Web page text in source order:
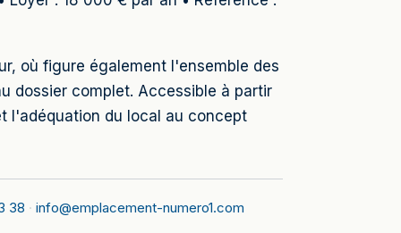
où figure également l'ensemble des
dossier complet. Accessible à partir
l'adéquation du local au concept
38 · info@emplacement-numero1.com